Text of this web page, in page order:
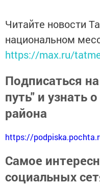
Читайте новости
национальном
https://max.ru/
Подписаться
путь" и узнать
района
https://
Самое
социальных